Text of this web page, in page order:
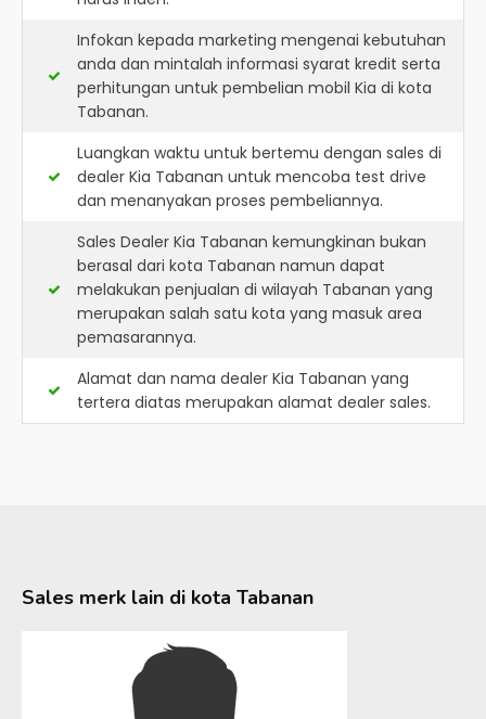
Infokan kepada marketing mengenai kebutuhan
anda dan mintalah informasi syarat kredit serta
perhitungan untuk pembelian mobil Kia di kota
Tabanan.
Luangkan waktu untuk bertemu dengan sales di
dealer Kia Tabanan untuk mencoba test drive
dan menanyakan proses pembeliannya.
Sales Dealer Kia Tabanan kemungkinan bukan
berasal dari kota Tabanan namun dapat
melakukan penjualan di wilayah Tabanan yang
merupakan salah satu kota yang masuk area
pemasarannya.
Alamat dan nama dealer Kia Tabanan yang
tertera diatas merupakan alamat dealer sales.
Sales merk lain di kota Tabanan